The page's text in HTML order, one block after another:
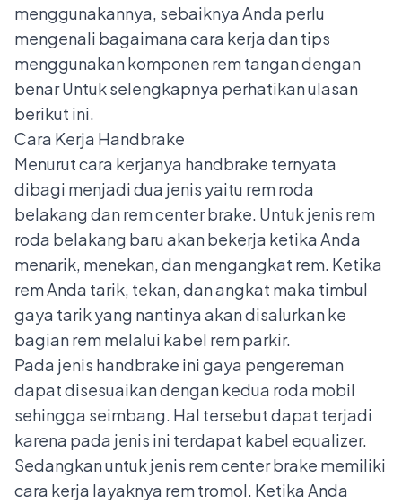
menggunakannya, sebaiknya Anda perlu
mengenali bagaimanacara kerja dan tips
menggunakan komponen rem tangan dengan
benarUntuk selengkapnya perhatikan ulasan
berikut ini.
Cara Kerja Handbrake
Menurut cara kerjanya handbrake ternyata
dibagi menjadi dua jenis yaitu rem roda
belakang dan rem center brake. Untuk jenis rem
roda belakang baru akan bekerja ketika Anda
menarik, menekan, dan mengangkat rem. Ketika
rem Anda tarik, tekan, dan angkat maka timbul
gaya tarik yang nantinya akan disalurkan ke
bagian rem melalui kabel rem parkir.
Pada jenis handbrake ini gaya pengereman
dapat disesuaikan dengan kedua roda mobil
sehingga seimbang. Hal tersebut dapat terjadi
karena pada jenis ini terdapat kabel equalizer.
Sedangkan untuk jenis rem center brake memiliki
cara kerja layaknya rem tromol. Ketika Anda